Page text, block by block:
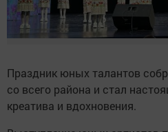
Праздник юных талантов
со всего района и стал
креатива и вдохновения.